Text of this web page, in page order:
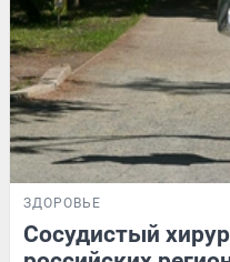
ЗДОРОВЬЕ
Сосудистый